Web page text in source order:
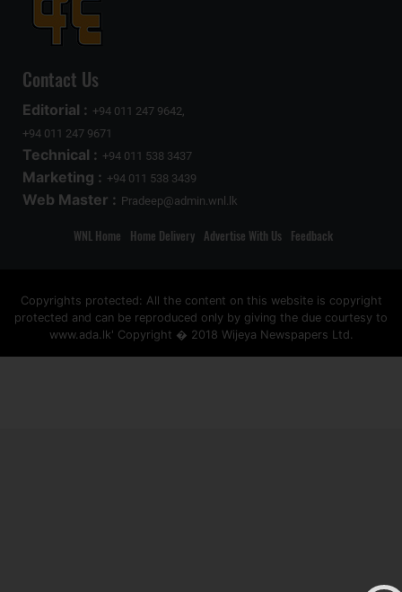
Contact Us
Editorial : +94 011 247 9642,
+94 011 247 9671
Technical : +94 011 538 3437
Marketing : +94 011 538 3439
Web Master : Pradeep@admin.wnl.lk
WNL Home Home Delivery Advertise With Us Feedback
Copyrights protected: All the content on this website is copyright
protected and can be reproduced only by giving the due courtesy to
www.ada.lk' Copyright � 2018 Wijeya Newspapers Ltd.